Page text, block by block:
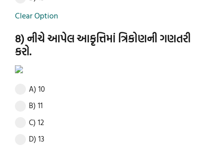
Clear Option
8) નીચે આપેલ આકૃત્તિમાં ત્રિકોણની ગણતરી
કરો.
A) 10
B) 11
C) 12
D) 13